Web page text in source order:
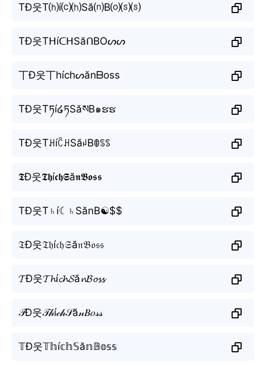
TĐ웃T⒣í⒞⒣Să⒩B⒪⒮⒮
TĐ웃TᕼíᑕᕼSăᑎBOᔕᔕ
丅Đ웃丅híchᔕănᗷoss
TĐ웃Tཏí໒ཏSăསB๑ຮຮ
TĐ웃TꃅíꉓꃅSăꈤBꂦꌗꌗ
𝕿Đ웃𝕿𝖍í𝖈𝖍𝕾ă𝖓𝕭𝖔𝖘𝖘
TĐ웃T♄í☾♄SănB☯$$
𝔗Đ웃𝔗𝔥í𝔠𝔥𝔖ă𝔫𝔅𝔬𝔰𝔰
𝓣Đ웃𝓣𝓱í𝓬𝓱𝓢ă𝓷𝓑𝓸𝓼𝓼
𝒯Đ웃𝒯𝒽í𝒸𝒽𝒮ă𝓃𝐵𝑜𝓈𝓈
𝕋Đ웃𝕋𝕙í𝕔𝕙𝕊ă𝕟𝔹𝕠𝕤𝕤